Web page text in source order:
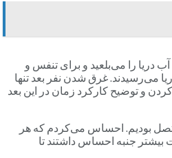
آب دریا را می‌بلعید و برای تنفس و
می‌رسیدند. غرق شدن نفر بعد تنها
و توضیح کارکرد زمان در این بعد
متصل بودیم. احساس می‌کردم که هر
بیشتر جنبه احساس داشتند تا